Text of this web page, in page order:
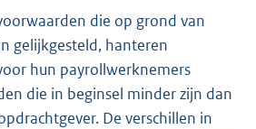
die op grond van
gelijkgesteld, hanteren
hun payrollwerknemers
die in beginsel minder zijn dan
De verschillen in